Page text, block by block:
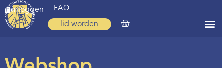
inloggen FAQ
lid worden